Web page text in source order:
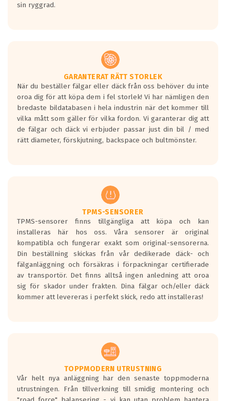
sin ryggrad.
GARANTERAT RÄTT STORLEK
När du beställer fälgar eller däck från oss behöver du inte
oroa dig för att köpa dem i fel storlek! Vi har nämligen den
bredaste bildatabasen i hela industrin när det kommer till
vilka mått som gäller för vilka fordon. Vi garanterar dig att
de fälgar och däck vi erbjuder passar just din bil / med
rätt diameter, förskjutning, backspace och bultmönster.
TPMS-SENSORER
TPMS-sensorer finns tillgängliga att köpa och kan
installeras här hos oss. Våra sensorer är original
kompatibla och fungerar exakt som original-sensorerna.
Din beställning skickas från vår dedikerade däck- och
fälganläggning och försäkras i förpackningar certifierade
av transportör. Det finns alltså ingen anledning att oroa
sig för skador under frakten. Dina fälgar och/eller däck
kommer att levereras i perfekt skick, redo att installeras!
TOPPMODERN UTRUSTNING
Vår helt nya anläggning har den senaste toppmoderna
utrustningen. Från tillverkning till smidig montering och